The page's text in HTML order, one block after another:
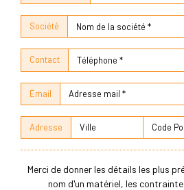
Société
Contact
Email
Adresse
Merci de donner les détails les plus
nom d'un matériel, les